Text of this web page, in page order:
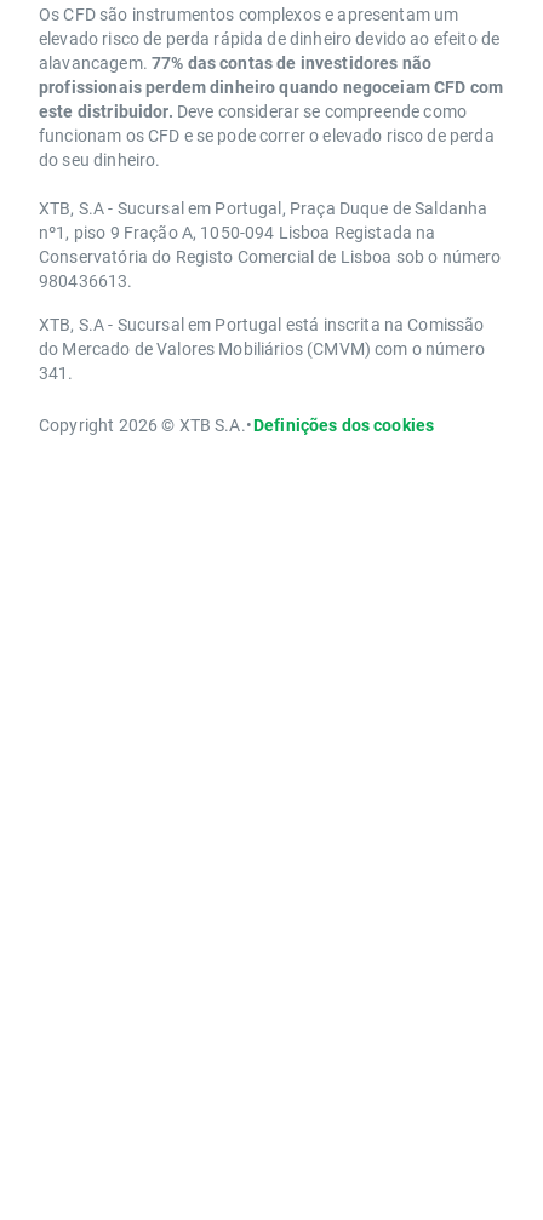
Os CFD são instrumentos complexos e apresentam um
elevado risco de perda rápida de dinheiro devido ao efeito de
alavancagem. 77% das contas de investidores não
profissionais perdem dinheiro quando negoceiam CFD com
este distribuidor. Deve considerar se compreende como
funcionam os CFD e se pode correr o elevado risco de perda
do seu dinheiro.
XTB, S.A - Sucursal em Portugal, Praça Duque de Saldanha
nº1, piso 9 Fração A, 1050-094 Lisboa Registada na
Conservatória do Registo Comercial de Lisboa sob o número
980436613.
XTB, S.A - Sucursal em Portugal está inscrita na Comissão
do Mercado de Valores Mobiliários (CMVM) com o número
341.
Copyright 2026 © XTB S.A.•Definições dos cookies